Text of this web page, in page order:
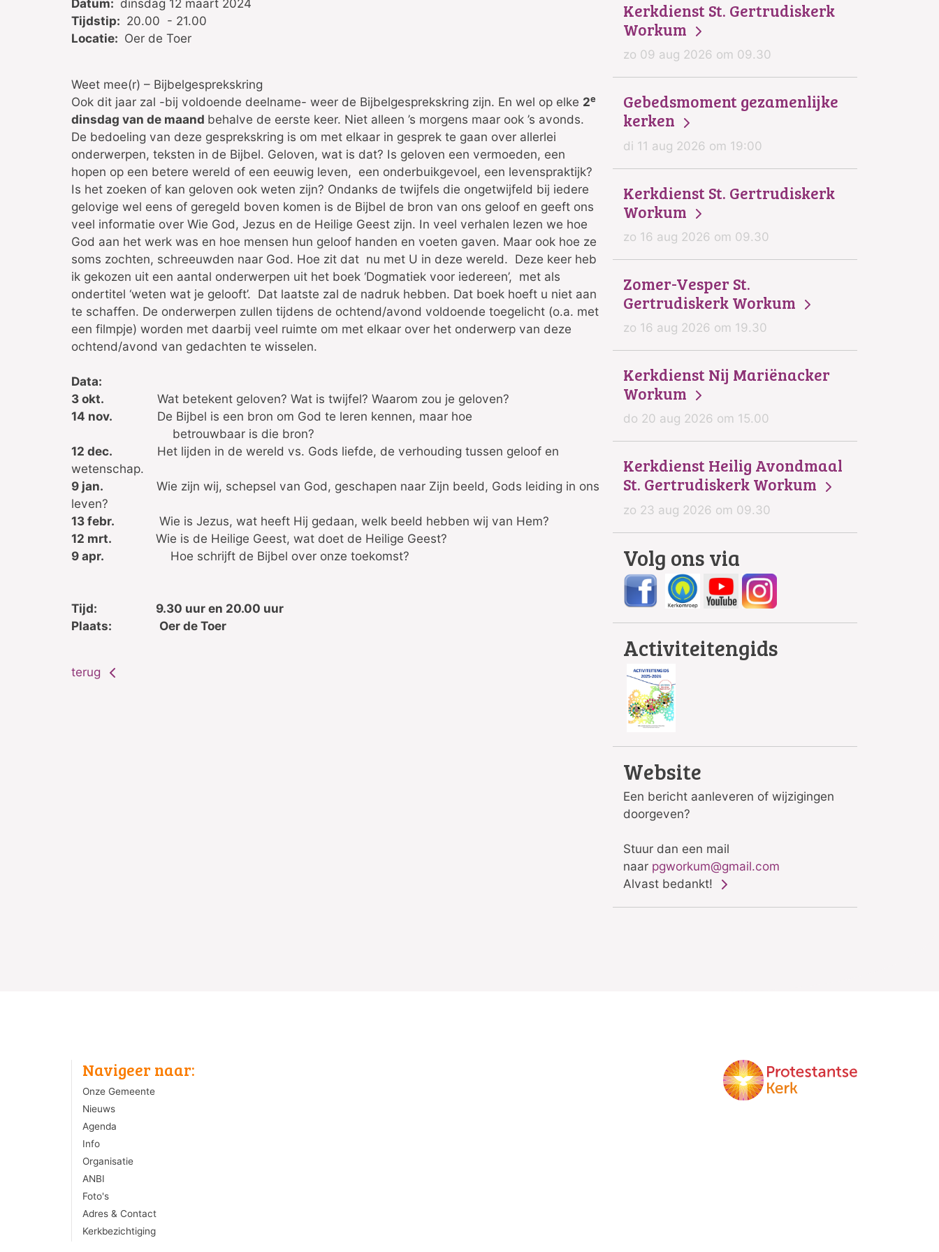
Datum: dinsdag 12 maart 2024
Tijdstip: 20.00 - 21.00
Locatie: Oer de Toer
Weet mee(r) – Bijbelgesprekskring
Ook dit jaar zal -bij voldoende deelname- weer de Bijbelgesprekskring zijn. En wel op elke 2e
dinsdag van de maand behalve de eerste keer. Niet alleen ’s morgens maar ook ’s avonds.
De bedoeling van deze gesprekskring is om met elkaar in gesprek te gaan over allerlei
onderwerpen, teksten in de Bijbel. Geloven, wat is dat? Is geloven een vermoeden, een
hopen op een betere wereld of een eeuwig leven, een onderbuikgevoel, een levenspraktijk?
Is het zoeken of kan geloven ook weten zijn? Ondanks de twijfels die ongetwijfeld bij iedere
gelovige wel eens of geregeld boven komen is de Bijbel de bron van ons geloof en geeft ons
veel informatie over Wie God, Jezus en de Heilige Geest zijn. In veel verhalen lezen we hoe
God aan het werk was en hoe mensen hun geloof handen en voeten gaven. Maar ook hoe ze
soms zochten, schreeuwden naar God. Hoe zit dat nu met U in deze wereld. Deze keer heb
ik gekozen uit een aantal onderwerpen uit het boek ‘Dogmatiek voor iedereen’, met als
ondertitel ‘weten wat je gelooft’. Dat laatste zal de nadruk hebben. Dat boek hoeft u niet aan
te schaffen. De onderwerpen zullen tijdens de ochtend/avond voldoende toegelicht (o.a. met
een filmpje) worden met daarbij veel ruimte om met elkaar over het onderwerp van deze
ochtend/avond van gedachten te wisselen.
Data:
3 okt. Wat betekent geloven? Wat is twijfel? Waarom zou je geloven?
14 nov. De Bijbel is een bron om God te leren kennen, maar hoe
betrouwbaar is die bron?
12 dec. Het lijden in de wereld vs. Gods liefde, de verhouding tussen geloof en
wetenschap.
9 jan. Wie zijn wij, schepsel van God, geschapen naar Zijn beeld, Gods leiding in ons
leven?
13 febr. Wie is Jezus, wat heeft Hij gedaan, welk beeld hebben wij van Hem?
12 mrt. Wie is de Heilige Geest, wat doet de Heilige Geest?
9 apr. Hoe schrijft de Bijbel over onze toekomst?
Tijd: 9.30 uur en 20.00 uur
Plaats: Oer de Toer
terug
Kerkdienst St. Gertrudiskerk
Workum
zo 09 aug 2026 om 09.30
Gebedsmoment gezamenlijke
kerken
di 11 aug 2026 om 19:00
Kerkdienst St. Gertrudiskerk
Workum
zo 16 aug 2026 om 09.30
Zomer-Vesper St.
Gertrudiskerk Workum
zo 16 aug 2026 om 19.30
Kerkdienst Nij Mariënacker
Workum
do 20 aug 2026 om 15.00
Kerkdienst Heilig Avondmaal
St. Gertrudiskerk Workum
zo 23 aug 2026 om 09.30
Volg ons via
Activiteitengids
Website
Een bericht aanleveren of wijzigingen
doorgeven?
Stuur dan een mail
naar pgworkum@gmail.com
Alvast bedankt!
Navigeer naar:
Onze Gemeente
Nieuws
Agenda
Info
Organisatie
ANBI
Foto's
Adres & Contact
Kerkbezichtiging